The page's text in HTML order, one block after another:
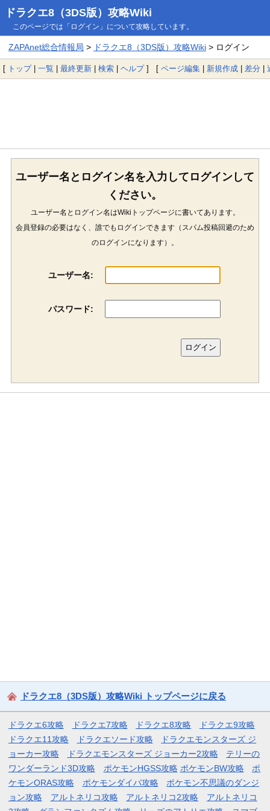
ドラクエ8（3DS版）攻略Wiki
このページでは「ログイン」について攻略しています。
ZAPAnet総合情報局 > ドラクエ8（3DS版）攻略Wiki> ログイン
[ トップ| 一覧 | 最終更新 | 検索 | ヘルプ] [ ページ編集 | 新規作成 | 差分 |
ユーザー名とログイン名を入力してログインして
ください。
ユーザー名とログイン名はWikiトップページに書いてあります。
会員登録の必要はなく、誰でもログインできます（スパム投稿回避のため
のログインになります）。
ユーザー名:
パスワード:
ドラクエ8（3DS版）攻略Wiki トップページに戻る
ドラクエ6攻略 ドラクエ7攻略 ドラクエ8攻略
ドラクエ9攻略
ドラクエ11攻略
ドラクエソード攻略
ドラクエモンスターズ ジ
ョーカー攻略
ドラクエモンスターズ ジョーカー2攻略
テリーの
ワンダーランド3D攻略
ポケモンHGSS攻略 ポケモンBW攻略
ポ
ケモンORAS攻略
ポケモンダイパ攻略
ポケモン不思議のダンジ
ョン攻略
アルトネリコ攻略 アルトネリコ2攻略
アルトネリコ